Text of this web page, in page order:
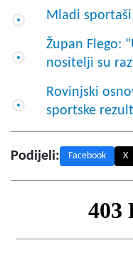
Mladi
Župan Flego:
nositelji su
Rovinjski
sportske
Podijeli: Facebook X